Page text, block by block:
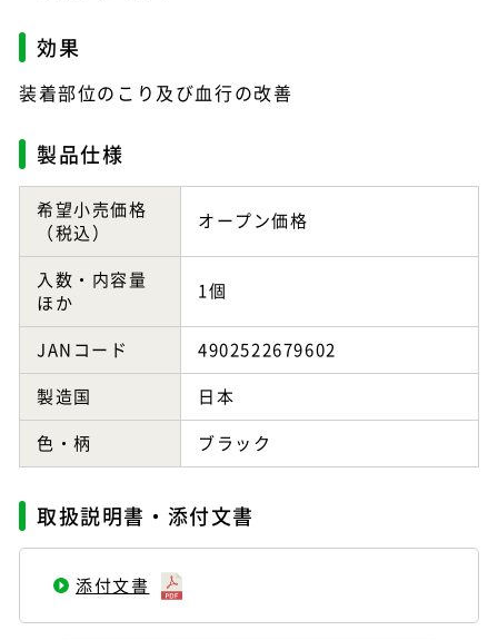
効果
装着部位のこり及び血行の改善
製品仕様
希望小売価格
（税込）
オープン価格
入数・内容量
ほか
1個
JANコード
4902522679602
製造国
日本
色・柄
ブラック
取扱説明書・添付文書
添付文書